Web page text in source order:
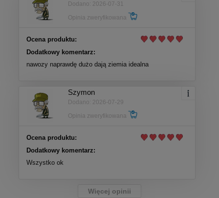
Dodano: 2026-07-31
Opinia zweryfikowana
Ocena produktu:
Dodatkowy komentarz:
nawozy naprawdę dużo dają ziemia idealna
Szymon
Dodano: 2026-07-29
Opinia zweryfikowana
Ocena produktu:
Dodatkowy komentarz:
Wszystko ok
Więcej opinii